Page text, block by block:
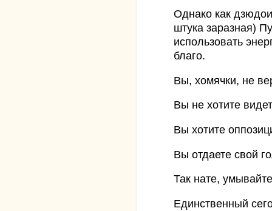
Однако как
штука заразная)
использовать
благо.
Вы, хомячки, не
Вы не хотите
Вы хотите
Вы отдаете свой
Так нате,
Единственный